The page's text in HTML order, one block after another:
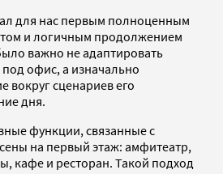
для нас первым полноценным
и логичным продолжением
важно не адаптировать
под офис, а изначально
вокруг сценариев его
дня.
функции, связанные с
на первый этаж: амфитеатр,
кафе и ресторан. Такой подход